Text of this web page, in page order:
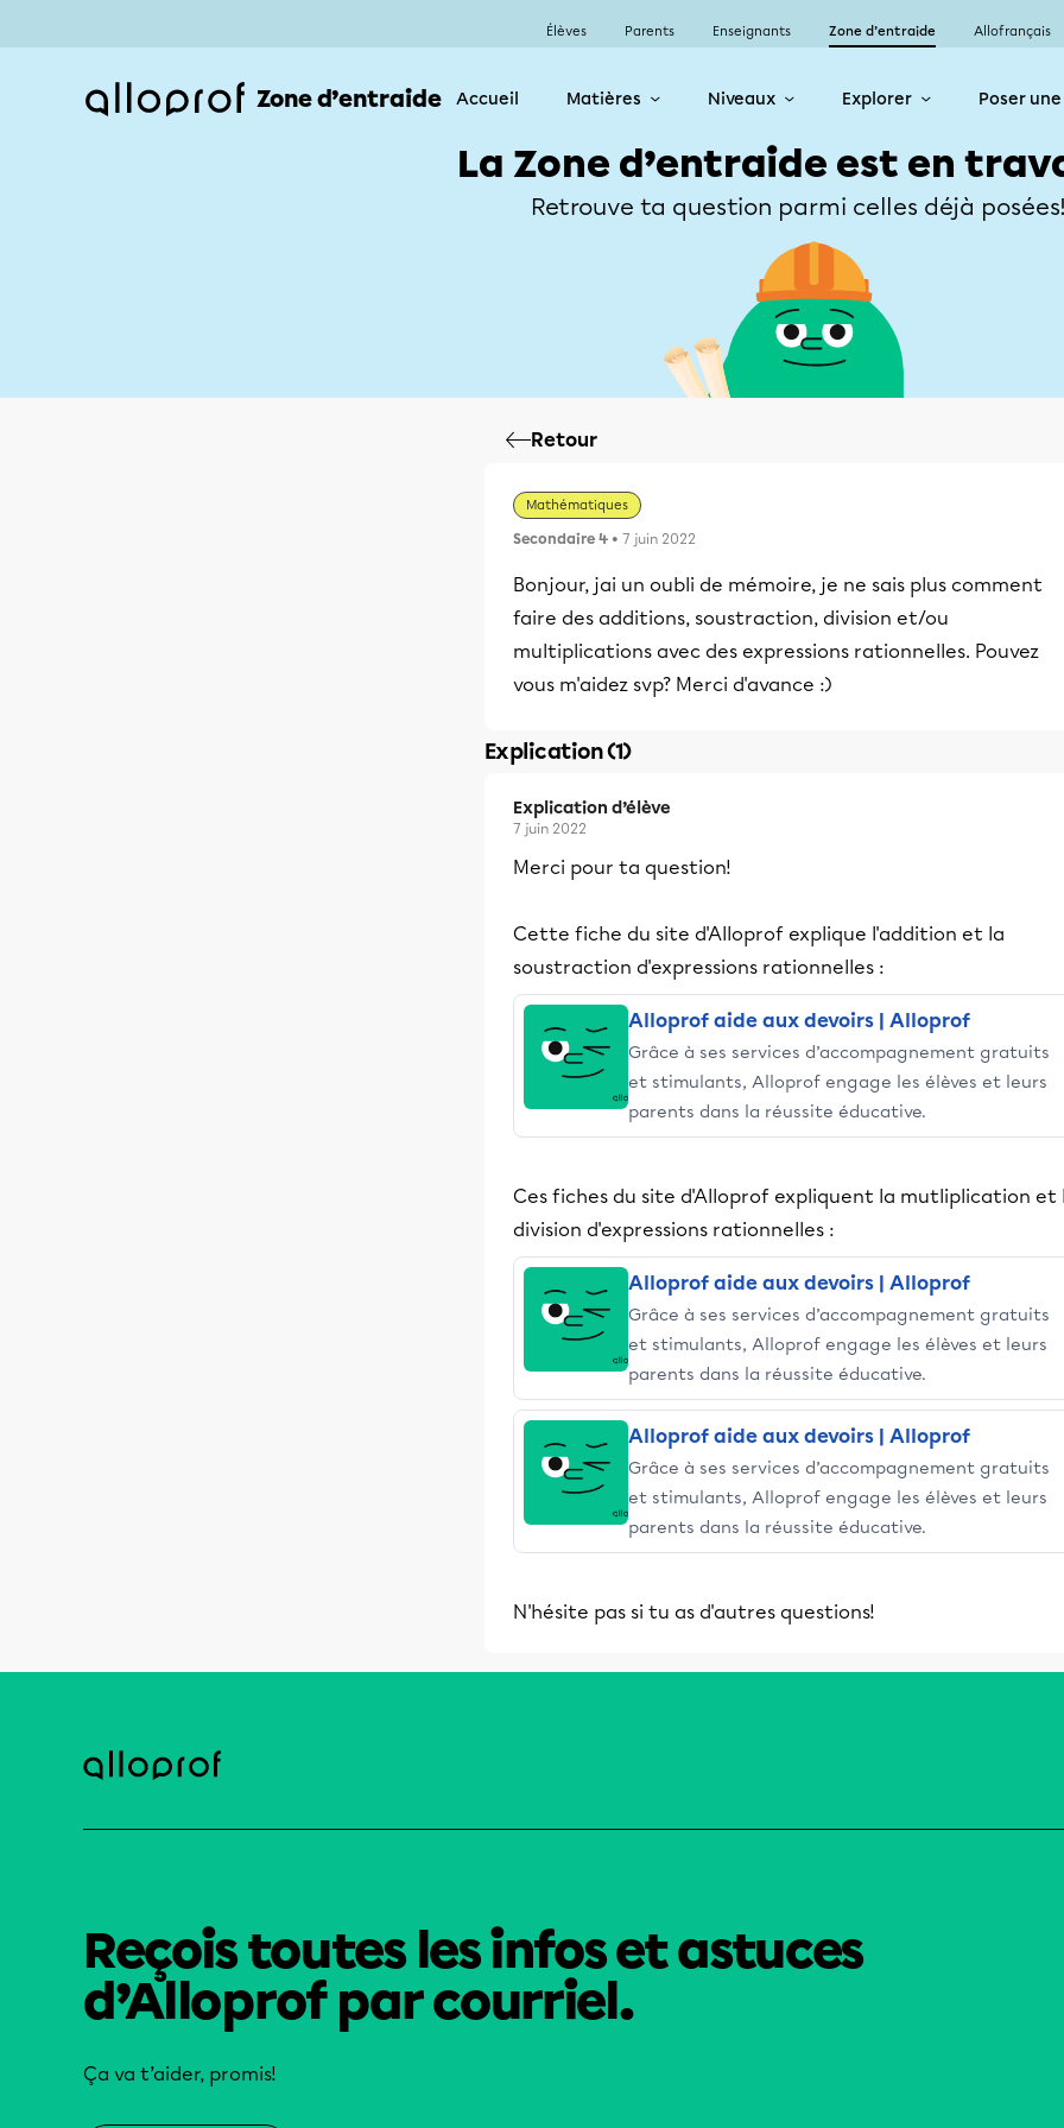
Élèves Parents Enseignants Zone d’entraide Allofrançais
Zone d’entraide Accueil Matières Niveaux Explorer Poser
La Zone d’entraide est en
Retrouve ta question parmi celles déjà
Retour
Mathématiques
Secondaire 4 • 7 juin 2022
Bonjour, jai un oubli de mémoire, je ne sais plus comment
faire des additions, soustraction, division et/ou
multiplications avec des expressions rationnelles. Pouvez
vous m'aidez svp? Merci d'avance :)
Explication (1)
Explication d’élève
7 juin 2022
Merci pour ta question!
Cette fiche du site d'Alloprof explique l'addition et la
soustraction d'expressions rationnelles :
Alloprof aide aux devoirs | Alloprof
Grâce à ses services d’accompagnement gratuits
et stimulants, Alloprof engage les élèves et leurs
parents dans la réussite éducative.
Ces fiches du site d'Alloprof expliquent la mutliplication et
division d'expressions rationnelles :
Alloprof aide aux devoirs | Alloprof
Grâce à ses services d’accompagnement gratuits
et stimulants, Alloprof engage les élèves et leurs
parents dans la réussite éducative.
Alloprof aide aux devoirs | Alloprof
Grâce à ses services d’accompagnement gratuits
et stimulants, Alloprof engage les élèves et leurs
parents dans la réussite éducative.
N'hésite pas si tu as d'autres questions!
Reçois toutes les infos et astuces
d’Alloprof par courriel.
Ça va t’aider, promis!